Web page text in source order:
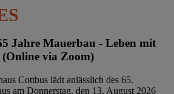
Jahre Mauerbau - Leben mit
via Zoom)
Cottbus lädt anlässlich des 65.
am Donnerstag, den 13. August 2026